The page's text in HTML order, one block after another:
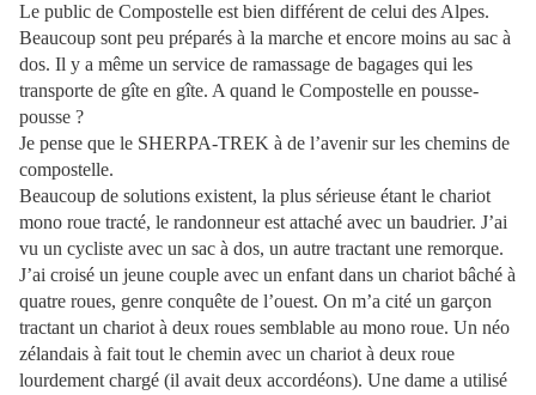
Le public de Compostelle est bien différent de celui des Alpes.
Beaucoup sont peu préparés à la marche et encore moins au sac à
dos. Il y a même un service de ramassage de bagages qui les
transporte de gîte en gîte. A quand le Compostelle en pousse-
pousse ?
Je pense que le SHERPA-TREK à de l’avenir sur les chemins de
compostelle.
Beaucoup de solutions existent, la plus sérieuse étant le chariot
mono roue tracté, le randonneur est attaché avec un baudrier. J’ai
vu un cycliste avec un sac à dos, un autre tractant une remorque.
J’ai croisé un jeune couple avec un enfant dans un chariot bâché à
quatre roues, genre conquête de l’ouest. On m’a cité un garçon
tractant un chariot à deux roues semblable au mono roue. Un néo
zélandais à fait tout le chemin avec un chariot à deux roue
lourdement chargé (il avait deux accordéons). Une dame a utilisé